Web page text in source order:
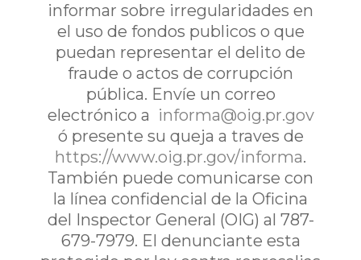
informar sobre irregularidades en
el uso de fondos publicos o que
puedan representar el delito de
fraude o actos de corrupción
pública. Envíe un correo
electrónico a informa@oig.pr.gov
ó presente su queja a traves de
https://www.oig.pr.gov/informa.
También puede comunicarse con
la línea confidencial de la Oficina
del Inspector General (OIG) al 787-
679-7979. El denunciante esta